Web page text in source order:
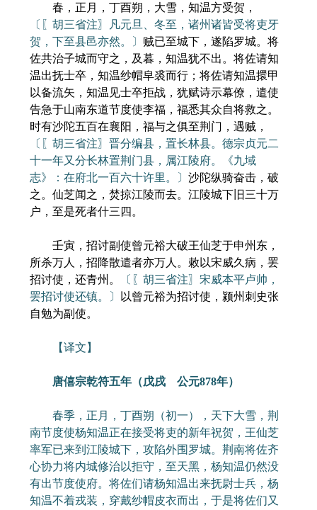
春，正月，丁酉朔，大雪，知温方受贺，
〔〖胡三省注〗凡元旦、冬至，诸州诸皆受将吏牙
贺，下至县邑亦然。〕 贼已至城下，遂陷罗城。将
佐共治子城而守之，及暮，知温犹不出。将佐请知
温出抚士卒，知温纱帽皁裘而行；将佐请知温擐甲
以备流矢，知温见士卒拒战，犹赋诗示幕僚，遣使
告急于山南东道节度使李福，福悉其众自将救之。
时有沙陀五百在襄阳，福与之俱至荆门，遇贼，
〔〖胡三省注〗晋分编县，置长林县。德宗贞元二
十一年又分长林置荆门县，属江陵府。《九域
志》：在府北一百六十许里。〕 沙陀纵骑奋击，破
之。仙芝闻之，焚掠江陵而去。江陵城下旧三十万
户，至是死者什三四。
壬寅，招讨副使曾元裕大破王仙芝于申州东，
所杀万人，招降散遣者亦万人。敕以宋威久病，罢
招讨使，还青州。
〔〖胡三省注〗宋威本平卢帅，
罢招讨使还镇。〕
以曾元裕为招讨使，颍州刺史张
自勉为副使。
【译文】
唐僖宗乾符五年（戊戌 公元878年）
春季，正月，丁酉朔（初一），天下大雪，荆
南节度使杨知温正在接受将吏的新年祝贺，王仙芝
率军已来到江陵城下，攻陷外围罗城。荆南将佐齐
心协力将内城修治以拒守，至天黑，杨知温仍然没
有出节度使府。将佐们请杨知温出来抚尉士兵，杨
知温不着戎装，穿戴纱帽皮衣而出，于是将佐们又